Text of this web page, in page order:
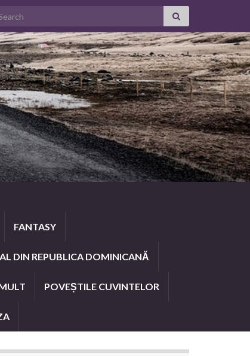
for:
FANTASY
DIN REPUBLICA DOMINICANĂ
POVEȘTILE CUVINTELOR